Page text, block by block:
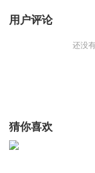
用户评论
还没
猜你喜欢